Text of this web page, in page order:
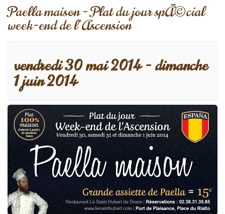
Paella maison - Plat du jour spÃ©cial
week-end de l’Ascension
vendredi 30 mai 2014-dimanche
1 juin 2014